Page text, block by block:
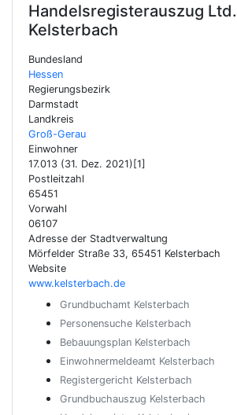
Handelsregisterauszug Ltd.
Kelsterbach
Bundesland
Hessen
Regierungsbezirk
Darmstadt
Landkreis
Groß-Gerau
Einwohner
17.013 (31. Dez. 2021)[1]
Postleitzahl
65451
Vorwahl
06107
Adresse der Stadtverwaltung
Mörfelder Straße 33, 65451 Kelsterbach
Website
www.kelsterbach.de
Grundbuchamt Kelsterbach
Personensuche Kelsterbach
Bebauungsplan Kelsterbach
Einwohnermeldeamt Kelsterbach
Registergericht Kelsterbach
Grundbuchauszug Kelsterbach